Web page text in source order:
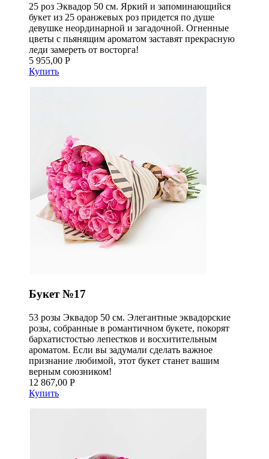
25 роз Эквадор 50 см. Яркий и запоминающийся
букет из 25 оранжевых роз придется по душе
девушке неординарной и загадочной. Огненные
цветы с пьянящим ароматом заставят прекрасную
леди замереть от восторга!
5 955,00 Р
Купить
Букет №17
53 розы Эквадор 50 см. Элегантные эквадорские
розы, собранные в романтичном букете, покорят
бархатистостью лепестков и восхитительным
ароматом. Если вы задумали сделать важное
признание любимой, этот букет станет вашим
верным союзником!
12 867,00 Р
Купить